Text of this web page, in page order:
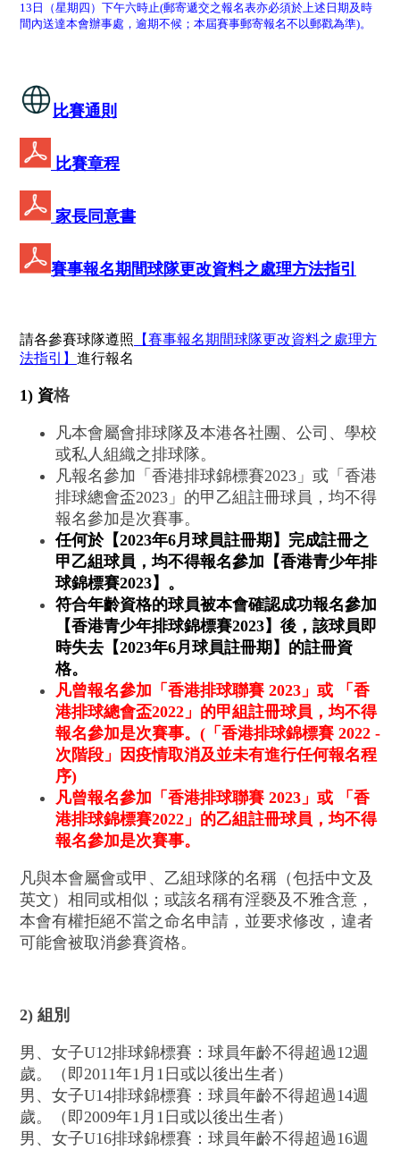
13日（星期四）下午六時止(郵寄遞交之報名表亦必須於上述日期及時
間內送達本會辦事處，逾期不候；本屆賽事郵寄報名不以郵戳為準)。
比賽通則
比賽章程
家長同意書
賽事報名期間球隊更改資料之處理方法指引
請各參賽球隊遵照 【賽事報名期間球隊更改資料之處理方
法指引】 進行報名
1) 資格
凡本會屬會排球隊及本港各社團、公司、學校
或私人組織之排球隊。
凡報名參加「香港排球錦標賽2023」或「香港
排球總會盃2023」的甲乙組註冊球員，均不得
報名參加是次賽事。
任何於【2023年6月球員註冊期】完成註冊之
甲乙組球員，均不得報名參加【香港青少年排
球錦標賽2023】。
符合年齡資格的球員被本會確認成功報名參加
【香港青少年排球錦標賽2023】後，該球員即
時失去【2023年6月球員註冊期】的註冊資
格。
凡曾報名參加「香港排球聯賽 2023」或 「香
港排球總會盃2022」的甲組註冊球員，均不得
報名參加是次賽事。(「香港排球錦標賽 2022 -
次階段」因疫情取消及並未有進行任何報名程
序)
凡曾報名參加「香港排球聯賽 2023」或 「香
港排球錦標賽2022」的乙組註冊球員，均不得
報名參加是次賽事。
凡與本會屬會或甲、乙組球隊的名稱（包括中文及
英文）相同或相似；或該名稱有淫褻及不雅含意，
本會有權拒絕不當之命名申請，並要求修改，違者
可能會被取消參賽資格。
2) 組別
男、女子U12排球錦標賽：球員年齡不得超過12週
歲。（即2011年1月1日或以後出生者）
男、女子U14排球錦標賽：球員年齡不得超過14週
歲。（即2009年1月1日或以後出生者）
男、女子U16排球錦標賽：球員年齡不得超過16週